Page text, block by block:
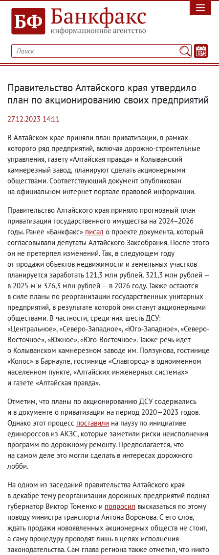
Правительство Алтайского края утвердило
план по акционированию своих предприятий
27.12.2023 14:11
В Алтайском крае приняли план приватизации, в рамках
которого ряд предприятий, включая дорожно-строительные
управления, газету «Алтайская правда» и Колыванский
камнерезный завод, планируют сделать акционерными
обществами. Соответствующий документ опубликован
на официальном интернет-портале правовой информации.
Правительство Алтайского края приняло прогнозный план
приватизации государственного имущества на 2024−2026
годы. Ранее «Банкфакс» писал о проекте документа, который
согласовывали депутаты Алтайского Заксобрания. После этого
он не претерпел изменений.Так, в следующем году
от продажи объектов недвижимости и земельных участков
планируется заработать 121,3 млн рублей, 321,3 млн рублей —
в 2025-м и 376,3 млн рублей — в 2026 году. Также остаются
в силе планы по реорганизации государственных унитарных
предприятий, в результате которой они станут акционерными
обществами. В частности, среди них шесть ДСУ:
«Центральное», «Северо-Западное», «Юго-Западное», «Северо-
Восточное», «Южное», «Юго-Восточное». Также речь идет
о Колыванском камнерезном заводе им. Ползунова, гостинице
«Колос» в Барнауле, гостинице «Славгород» в одноименном
населенном пункте, «Алтайских инженерных системах»
и газете «Алтайская правда».
Отметим, что планы по акционированию ДСУ содержались
и в документе о приватизации на период 2020—2023 годов.
Однако этот процесс поставили на паузу по инициативе
единороссов из АКЗС, которые заметили риски неисполнения
программ по дорожному ремонту. Предполагается, что
на самом деле это могли сделать в интересах дорожного
лобби.
На одном из заседаний правительства Алтайского края
в декабре тему реорганизации дорожных предприятий поднял
губернатор Виктор Томенко и попросил высказаться по этому
поводу министра транспорта Антона Воронова. С его слов,
ждать продажи новоявленных акционерных обществ не стоит,
а саму процедуру проводят лишь в целях исполнения
законодательства. Сам глава региона также отметил, что никто